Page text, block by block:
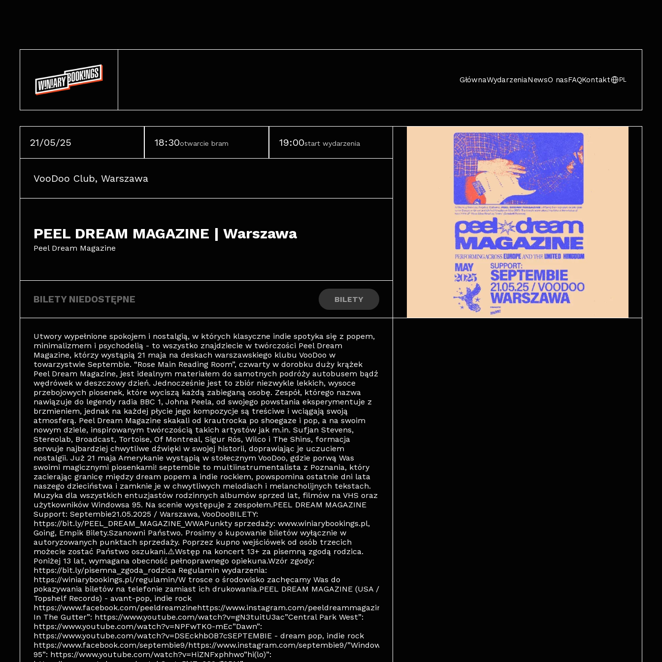
GłównaWydarzeniaNewsO nasFAQKontakt PL
21/05/25 18:30otwarcie bram 19:00start wydarzenia
VooDoo Club, Warszawa
PEEL DREAM MAGAZINE | Warszawa
Peel Dream Magazine
BILETY NIEDOSTĘPNE BILETY
Utwory wypełnione spokojem i nostalgią, w których klasyczne indie spotyka się z popem,
minimalizmem i psychodelią - to wszystko znajdziecie w twórczości Peel Dream
Magazine, którzy wystąpią 21 maja na deskach warszawskiego klubu VooDoo w
towarzystwie Septembie. “Rose Main Reading Room”, czwarty w dorobku duży krążek
Peel Dream Magazine, jest idealnym materiałem do samotnych podróży autobusem bądź
wędrówek w deszczowy dzień. Jednocześnie jest to zbiór niezwykle lekkich, wysoce
przebojowych piosenek, które wyciszą każdą zabieganą osobę. Zespół, którego nazwa
nawiązuje do legendy radia BBC 1, Johna Peela, od swojego powstania eksperymentuje z
brzmieniem, jednak na każdej płycie jego kompozycje są treściwe i wciągają swoją
atmosferą. Peel Dream Magazine skakali od krautrocka po shoegaze i pop, a na swoim
nowym dziele, inspirowanym twórczością takich artystów jak m.in. Sufjan Stevens,
Stereolab, Broadcast, Tortoise, Of Montreal, Sigur Rós, Wilco i The Shins, formacja
serwuje najbardziej chwytliwe dźwięki w swojej historii, doprawiając je uczuciem
nostalgii. Już 21 maja Amerykanie wystąpią w stołecznym VooDoo, gdzie porwą Was
swoimi magicznymi piosenkami! septembie to multiinstrumentalista z Poznania, który
zacierając granicę między dream popem a indie rockiem, powspomina ostatnie dni lata
naszego dzieciństwa i zamknie je w chwytliwych melodiach i melancholijnych tekstach.
Muzyka dla wszystkich entuzjastów rodzinnych albumów sprzed lat, filmów na VHS oraz
użytkowników Windowsa 95. Na scenie występuje z zespołem.PEEL DREAM MAGAZINE
Support: Septembie21.05.2025 / Warszawa, VooDooBILETY:
https://bit.ly/PEEL_DREAM_MAGAZINE_WWAPunkty sprzedaży: www.winiarybookings.pl,
Going, Empik Bilety.Szanowni Państwo. Prosimy o kupowanie biletów wyłącznie w
autoryzowanych punktach sprzedaży. Poprzez kupno wejściówek od osób trzecich
możecie zostać Państwo oszukani.⚠️Wstęp na koncert 13+ za pisemną zgodą rodzica.
Poniżej 13 lat, wymagana obecność pełnoprawnego opiekuna.Wzór zgody:
https://bit.ly/pisemna_zgoda_rodzica Regulamin wydarzenia:
https://winiarybookings.pl/regulamin/W trosce o środowisko zachęcamy Was do
pokazywania biletów na telefonie zamiast ich drukowania.PEEL DREAM MAGAZINE (USA /
Topshelf Records) - avant-pop, indie rock
https://www.facebook.com/peeldreamzinehttps://www.instagram.com/peeldreammagazine”Lie
In The Gutter”: https://www.youtube.com/watch?v=gN3tuitU3ac”Central Park West”:
https://www.youtube.com/watch?v=NPFwTK0-mEc”Dawn”:
https://www.youtube.com/watch?v=DSEckhbOB7cSEPTEMBIE - dream pop, indie rock
https://www.facebook.com/septembie9/https://www.instagram.com/septembie9/”Windows
95”: https://www.youtube.com/watch?v=HiZNFxphhwo”hi(lo)”: